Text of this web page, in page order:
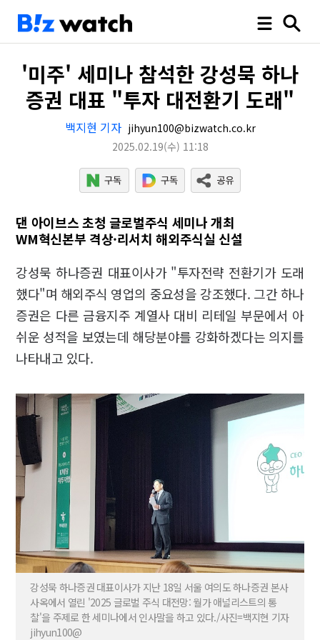
'미주' 세미나 참석한 강성묵 하나
증권 대표 "투자 대전환기 도래"
백지현 기자 jihyun100@bizwatch.co.kr
2025.02.19(수) 11:18
댄 아이브스 초청 글로벌주식 세미나 개최
WM혁신본부 격상·리서치 해외주식실 신설
강성묵 하나증권 대표이사가 "투자전략 전환기가 도래
했다"며 해외주식 영업의 중요성을 강조했다. 그간 하나
증권은 다른 금융지주 계열사 대비 리테일 부문에서 아
쉬운 성적을 보였는데 해당분야를 강화하겠다는 의지를
나타내고 있다.
강성묵 하나증권 대표이사가 지난 18일 서울 여의도 하나증권 본사
사옥에서 열린 '2025 글로벌 주식 대전망: 월가 애널리스트의 통
찰'을 주제로 한 세미나에서 인사말을 하고 있다./사진=백지현 기자
jihyun100@